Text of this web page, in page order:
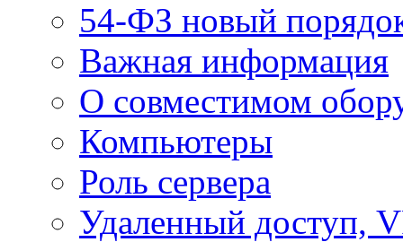
54-ФЗ новый
Важная информация
О совместимом
Компьютеры
Роль сервера
Удаленный доступ,